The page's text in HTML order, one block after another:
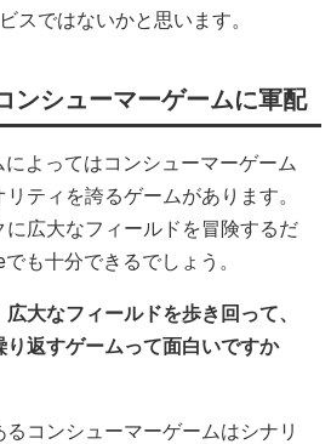
スではないかと思います。
ンシューマーゲームに軍配
よってはコンシューマーゲーム
ティを誇るゲームがあります。
広大なフィールドを冒険するだ
も十分できるでしょう。
広大なフィールドを歩き回って、
返すゲームって面白いですか
コンシューマーゲームはシナリ